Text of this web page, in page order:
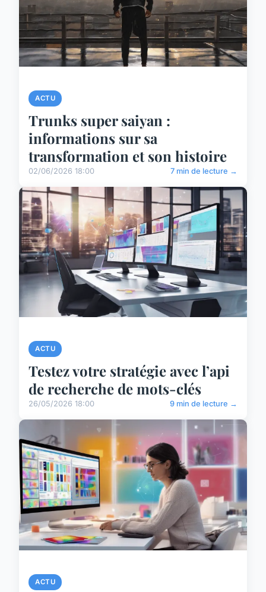
ACTU
Trunks super saiyan :
informations sur sa
transformation et son histoire
02/06/2026 18:00 7 min de lecture →
ACTU
Testez votre stratégie avec l’api
de recherche de mots-clés
26/05/2026 18:00 9 min de lecture →
ACTU